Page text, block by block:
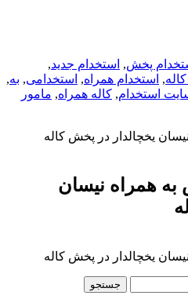
پخش, استخدام جدید,
, استخدام همراه, استخدامی, به,
استخدام, کاله همراه, مامور
یخچالدار در پخش کاله
همراه نیسان
یخچالدار در پخش کاله